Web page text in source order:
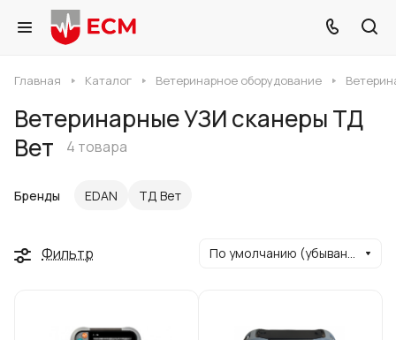
Главная Каталог Ветеринарное оборудование
Ветеринарные УЗИ сканеры ТД
Вет
4 товара
Бренды EDAN ТД Вет
Фильтр По умолчанию (убывание)